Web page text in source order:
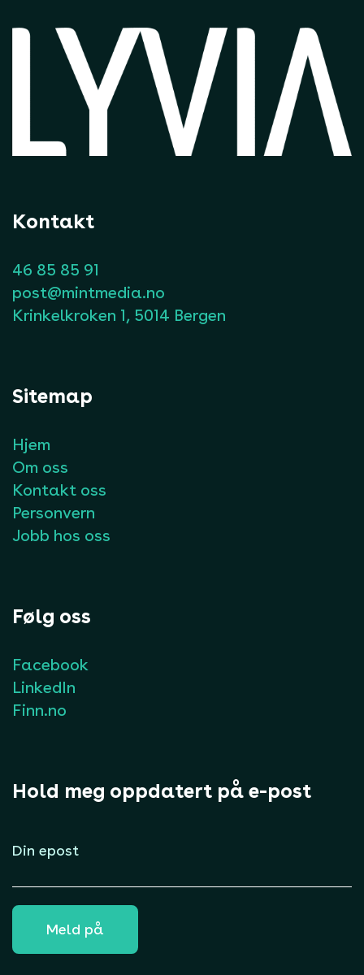
Kontakt
46 85 85 91
post@mintmedia.no
Krinkelkroken 1, 5014 Bergen
Sitemap
Hjem
Om oss
Kontakt oss
Personvern
Jobb hos oss
Følg oss
Facebook
LinkedIn
Finn.no
Hold meg oppdatert på e-post
post